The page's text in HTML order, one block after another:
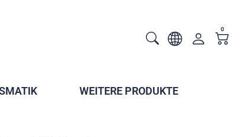
0
WEITERE PRODUKTE